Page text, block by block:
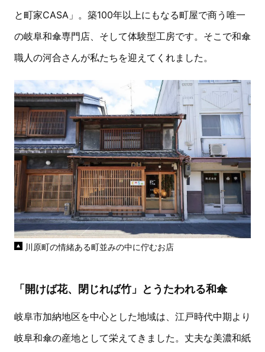
と町家CASA」。築100年以上にもなる町屋で商う唯一
の岐阜和傘専門店、そして体験型工房です。そこで和傘
職人の河合さんが私たちを迎えてくれました。
川原町の情緒ある町並みの中に佇むお店
「開けば花、閉じれば竹」とうたわれる和傘
岐阜市加納地区を中心とした地域は、江戸時代中期より
岐阜和傘の産地として栄えてきました。丈夫な美濃和紙